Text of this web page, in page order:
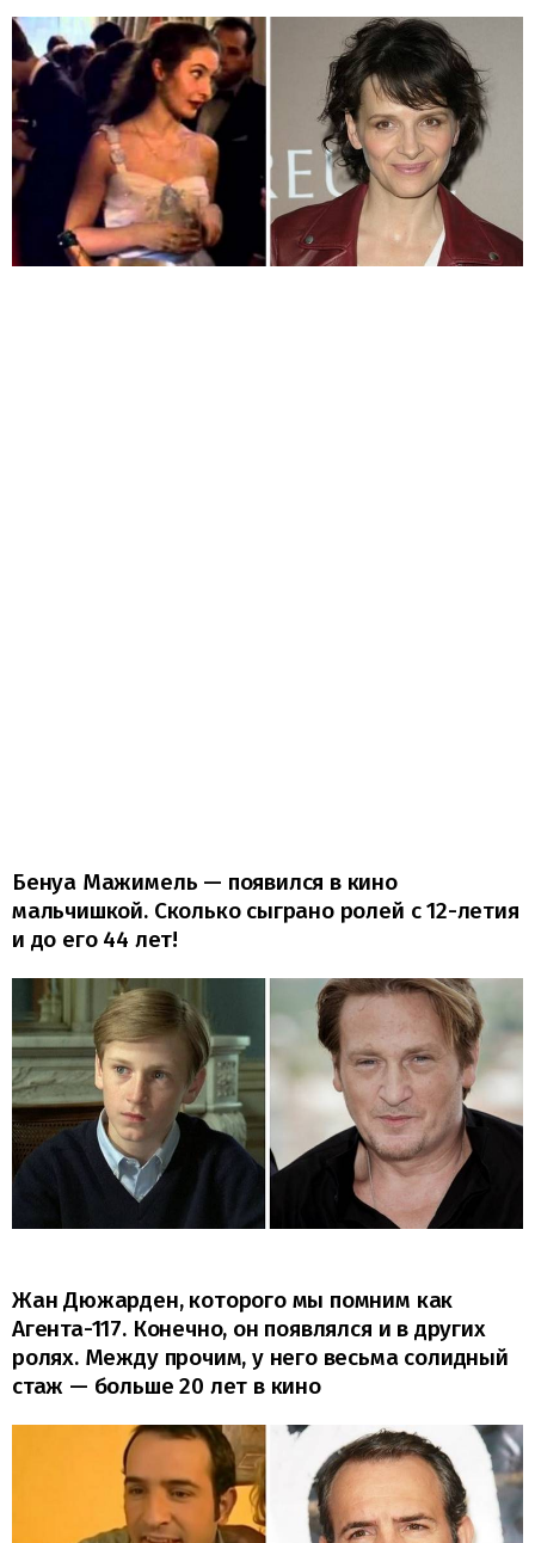
Бенуа Мажимель — появился в кино
мальчишкой. Сколько сыграно ролей с 12-летия
и до его 44 лет!
Жан Дюжарден, которого мы помним как
Агента-117. Конечно, он появлялся и в других
ролях. Между прочим, у него весьма солидный
стаж — больше 20 лет в кино